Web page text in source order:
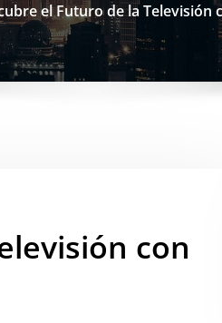
el Futuro de la Televisión
con